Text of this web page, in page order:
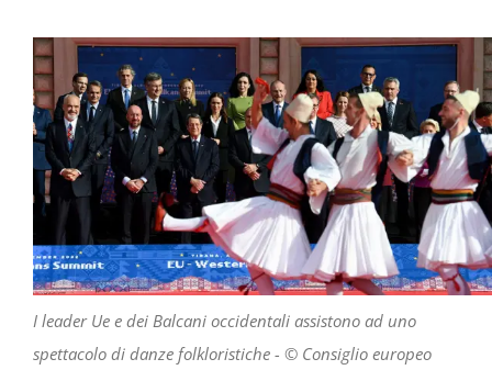
Progetti
In rete con
Chi siamo
I leader Ue e dei Balcani occidentali assistono ad uno
spettacolo di danze folkloristiche - © Consiglio europeo